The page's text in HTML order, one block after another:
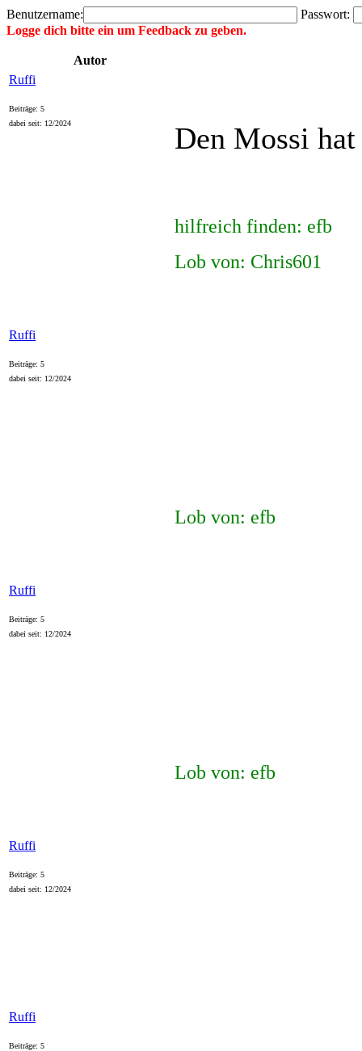
Benutzername:
Passwort:
Logge dich bitte ein um Feedback zu geben.
Autor
Ruffi
Beiträge: 5
dabei seit: 12/2024
Den Mossi
hilfreich finden: efb
Lob von: Chris601
Ruffi
Beiträge: 5
dabei seit: 12/2024
Lob von: efb
Ruffi
Beiträge: 5
dabei seit: 12/2024
Lob von: efb
Ruffi
Beiträge: 5
dabei seit: 12/2024
Ruffi
Beiträge: 5